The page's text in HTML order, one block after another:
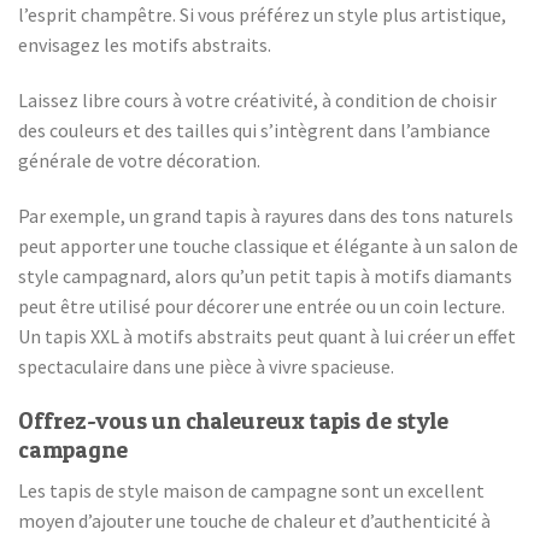
l’esprit champêtre. Si vous préférez un style plus artistique,
envisagez les motifs abstraits.
Laissez libre cours à votre créativité, à condition de choisir
des couleurs et des tailles qui s’intègrent dans l’ambiance
générale de votre décoration.
Par exemple, un grand tapis à rayures dans des tons naturels
peut apporter une touche classique et élégante à un salon de
style campagnard, alors qu’un petit tapis à motifs diamants
peut être utilisé pour décorer une entrée ou un coin lecture.
Un tapis XXL à motifs abstraits peut quant à lui créer un effet
spectaculaire dans une pièce à vivre spacieuse.
Offrez-vous un chaleureux tapis de style
campagne
Les tapis de style maison de campagne sont un excellent
moyen d’ajouter une touche de chaleur et d’authenticité à